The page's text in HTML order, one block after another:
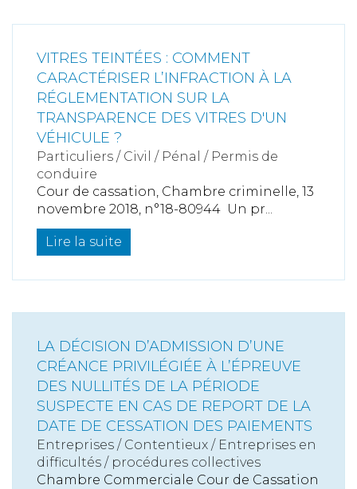
VITRES TEINTÉES : COMMENT
CARACTÉRISER L’INFRACTION À LA
RÉGLEMENTATION SUR LA
TRANSPARENCE DES VITRES D'UN
VÉHICULE ?
Particuliers / Civil / Pénal / Permis de
conduire
Cour de cassation, Chambre criminelle, 13
novembre 2018, n°18-80944 Un pr...
Lire la suite
LA DÉCISION D’ADMISSION D’UNE
CRÉANCE PRIVILÉGIÉE À L’ÉPREUVE
DES NULLITÉS DE LA PÉRIODE
SUSPECTE EN CAS DE REPORT DE LA
DATE DE CESSATION DES PAIEMENTS
Entreprises / Contentieux / Entreprises en
difficultés / procédures collectives
Chambre Commerciale Cour de Cassation